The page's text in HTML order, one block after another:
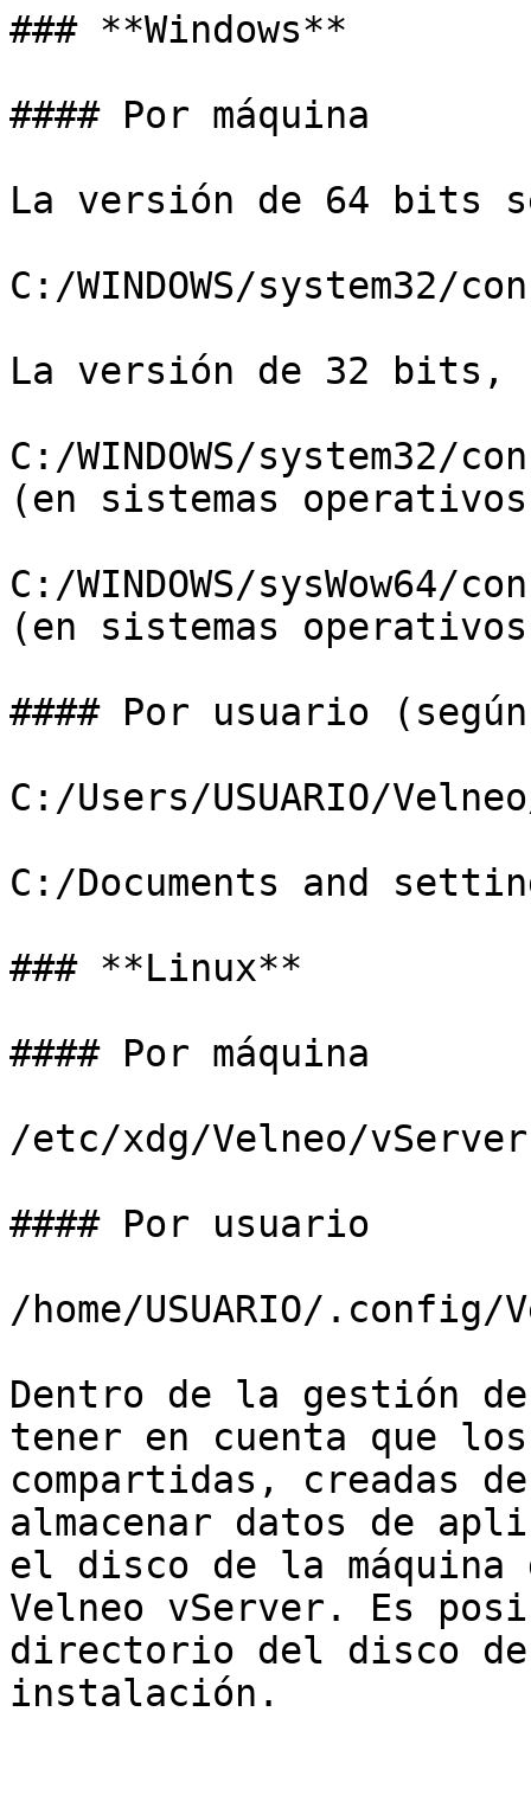
### **Windows**
#### Por máquina
La versión de 64 bits
C:/WINDOWS/
La versión de 32
C:/WINDOWS/
(en sistemas
C:/WINDOWS/
(en sistemas
#### Por usuario
C:/Users/USUARIO/
C:/Documents and
### **Linux**
#### Por máquina
/etc/xdg/Velneo/
#### Por usuario
/home/USUARIO/
Dentro de la gestión
tener en cuenta que
compartidas, creadas
almacenar datos de
el disco de la máquina
Velneo vServer. Es
directorio del disco